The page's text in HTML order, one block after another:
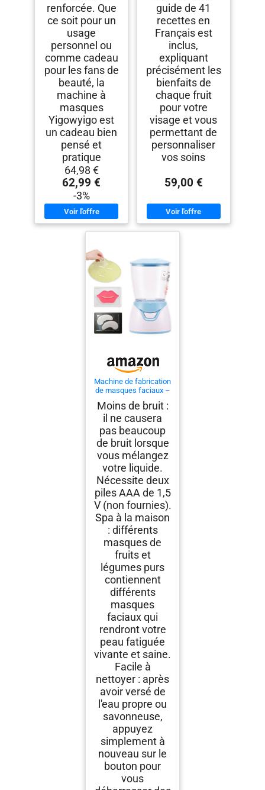
renforcée. Que
ce soit pour un
usage
personnel ou
comme cadeau
pour les fans de
beauté, la
machine à
masques
Yigowyigo est
un cadeau bien
pensé et
pratique
64,98 €
62,99 €
-3%
guide de 41
recettes en
Français est
inclus,
expliquant
précisément les
bienfaits de
chaque fruit
pour votre
visage et vous
permettant de
personnaliser
vos soins
59,00 €
Machine de fabrication
de masques faciaux –
Moins de bruit :
il ne causera
pas beaucoup
de bruit lorsque
vous mélangez
votre liquide.
Nécessite deux
piles AAA de 1,5
V (non fournies).
Spa à la maison
: différents
masques de
fruits et
légumes purs
contiennent
différents
masques
faciaux qui
rendront votre
peau fatiguée
vivante et saine.
Facile à
nettoyer : après
avoir versé de
l'eau propre ou
savonneuse,
appuyez
simplement à
nouveau sur le
bouton pour
vous